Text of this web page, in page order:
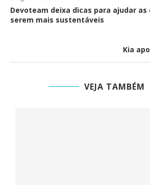
Devoteam deixa dicas para ajudar as
serem mais sustentáveis
Kia
VEJA TAMBÉM